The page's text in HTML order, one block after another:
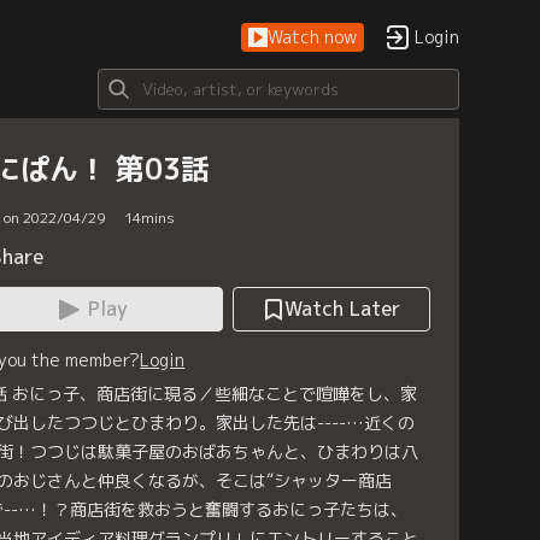
Watch now Login
ぱん！ 第03話
on 2022/04/29 14mins
Play
Watch Later
the member?Login
おにっ子、商店街に現る／些細なことで喧嘩をし、家
出したつつじとひまわり。家出した先は----…近くの
！つつじは駄菓子屋のおばあちゃんと、ひまわりは八
おじさんと仲良くなるが、そこは“シャッター商店
--…！？商店街を救おうと奮闘するおにっ子たちは、